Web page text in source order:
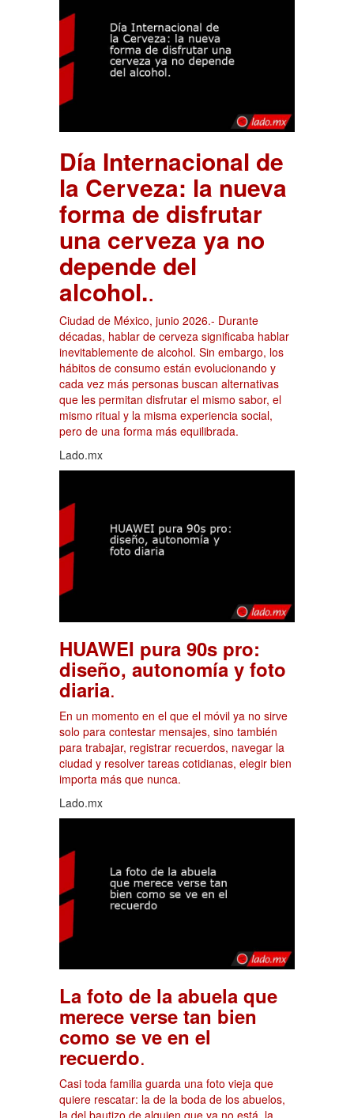
Día Internacional de
la Cerveza: la nueva
forma de disfrutar
una cerveza ya no
depende del
alcohol..
Ciudad de México, junio 2026.- Durante
décadas, hablar de cerveza significaba hablar
inevitablemente de alcohol. Sin embargo, los
hábitos de consumo están evolucionando y
cada vez más personas buscan alternativas
que les permitan disfrutar el mismo sabor, el
mismo ritual y la misma experiencia social,
pero de una forma más equilibrada.
Lado.mx
HUAWEI pura 90s pro:
diseño, autonomía y foto
diaria.
En un momento en el que el móvil ya no sirve
solo para contestar mensajes, sino también
para trabajar, registrar recuerdos, navegar la
ciudad y resolver tareas cotidianas, elegir bien
importa más que nunca.
Lado.mx
La foto de la abuela que
merece verse tan bien
como se ve en el
recuerdo.
Casi toda familia guarda una foto vieja que
quiere rescatar: la de la boda de los abuelos,